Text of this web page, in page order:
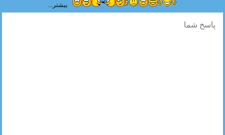
بیشتر...